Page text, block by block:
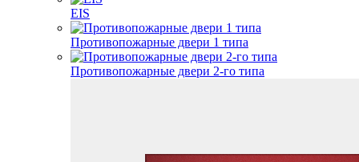
EIS
Противопожарные двери 1 типа
Противопожарные двери 2-го типа